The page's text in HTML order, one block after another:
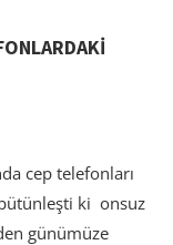
cep telefonları
ki onsuz
günümüze